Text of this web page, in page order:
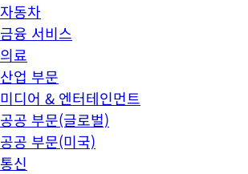
자동차
금융 서비스
의료
산업 부문
미디어 & 엔터테인먼트
공공 부문(글로벌)
공공 부문(미국)
통신